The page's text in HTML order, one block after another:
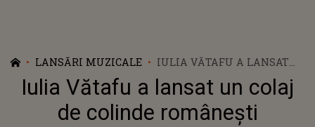
LANSĂRI MUZICALE
IULIA VĂTAFU A LANSAT
UN COLAJ DE COLINDE
ROMÂNEȘTI
Iulia Vătafu a lansat un colaj
de colinde românești